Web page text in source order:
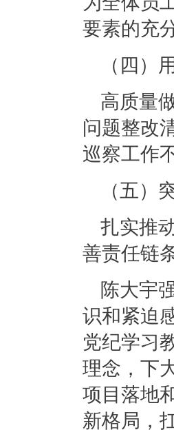
要素的充
（四）
高质量
问题整改
巡察工作
（五）
扎实推
善责任链
陈大宇
识和紧迫
党纪学习
理念，下
项目落地
新格局，